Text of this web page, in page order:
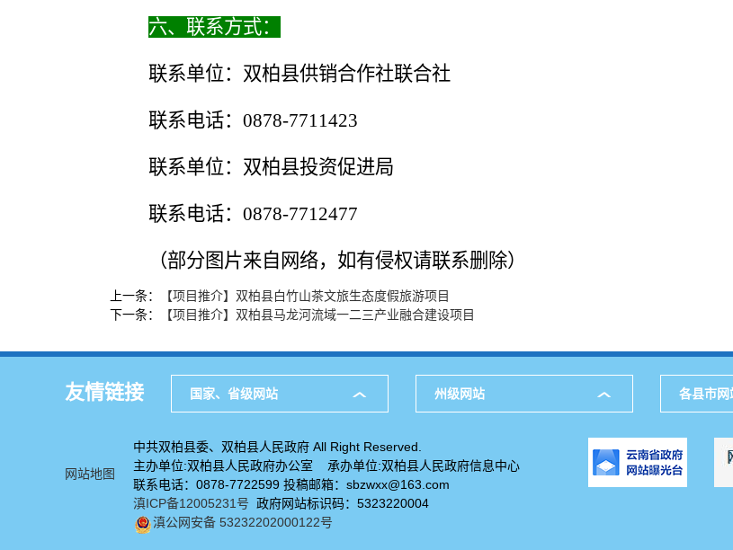
六、联系方式：
联系单位：双柏县供销合作社联合社
联系电话： 0878-7711423
联系单位：双柏县投资促进局
联系电话： 0878-7712477
（部分图片来自网络，如有侵权请联系删除）
上一条：
【项目推介】双柏县白竹山茶文旅生态度假旅游项目
下一条：
【项目推介】双柏县马龙河流域一二三产业融合建设项目
友情链接 国家、省级网站 州级网站 各县市网
网站地图
中共双柏县委、双柏县人民政府 All Right Reserved.
主办单位:双柏县人民政府办公室 承办单位:双柏县人民政府信息中心
联系电话：0878-7722599 投稿邮箱：sbzwxx@163.com
滇ICP备12005231号 政府网站标识码：5323220004
滇公网安备 53232202000122号